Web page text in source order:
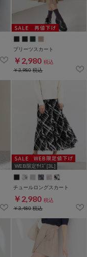
プリーツスカート
￥2,980 税込
￥3,980税込
WEB限定ｻｲｽﾞ[3L]
チュールロングスカート
￥2,980 税込
￥3,480税込